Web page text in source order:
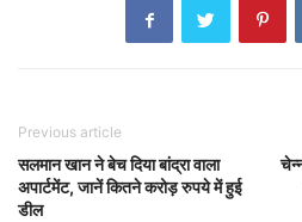
Previous article
सलमान खान ने बेच दिया बांद्रा वाला
अपार्टमेंट, जानें कितने करोड़ रुपये में हुई
डील